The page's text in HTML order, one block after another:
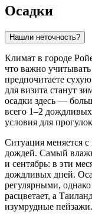
Осадки
Нашли неточность?
Климат в городе
что важно
предпочитаете
для визита станут
осадки здесь —
всего 1–2
условия для
Ситуация меняется с
дождей. Самый
и сентябрь: в эти
дождливых дней.
регулярными,
расцветает, а
изумрудные пейзажи.